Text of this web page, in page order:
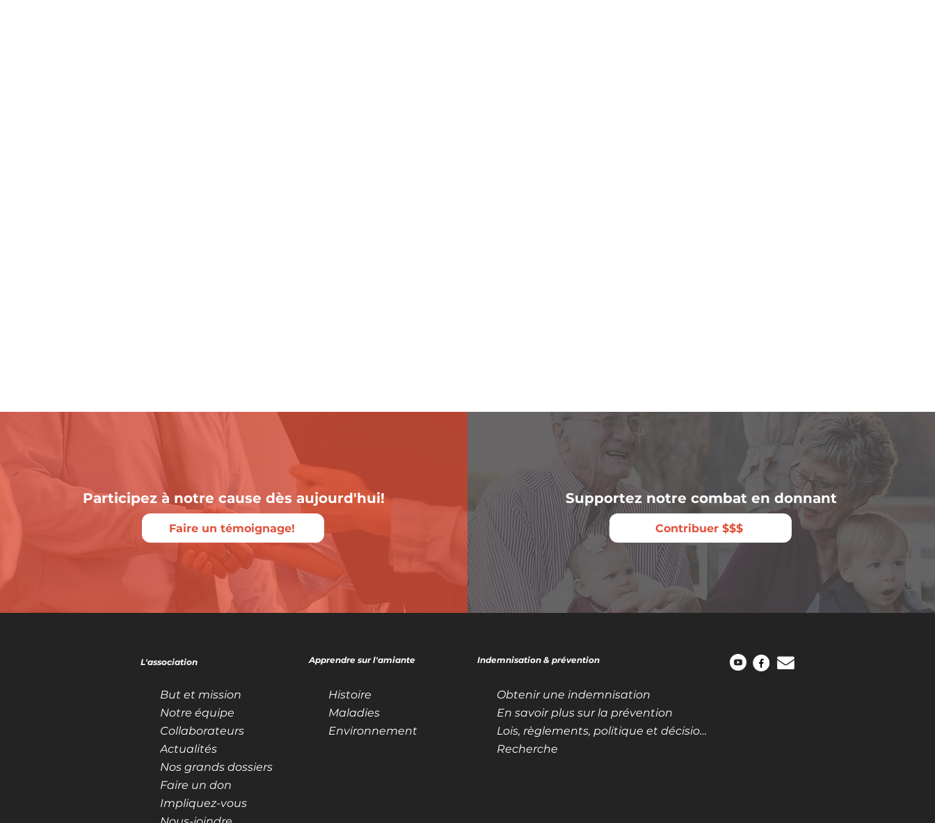
Participez à notre cause dès aujourd'hui!
Faire un témoignage!
Supportez notre combat en donnant
Contribuer $$$
L'association Apprendre sur l'amiante Indemnisation & prévention
But et mission
Notre équipe
Collaborateurs
Actualités
Histoire
Maladies
Environnement
Obtenir une indemnisation
En savoir plus sur la prévention
Lois, règlements, politique et décisions
Recherche
Nos grands dossiers
Faire un don
Impliquez-vous